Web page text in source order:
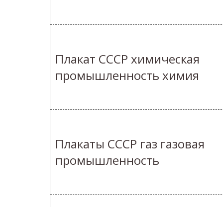
Плакат СССР химическая
промышленность химия
Плакаты СССР газ газовая
промышленность